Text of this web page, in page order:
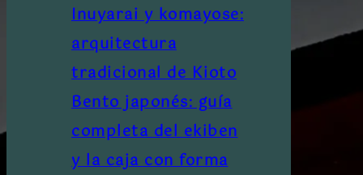
Inuyarai y komayose:
arquitectura
tradicional de Kioto
Bento japonés: guía
completa del ekiben
y la caja con forma